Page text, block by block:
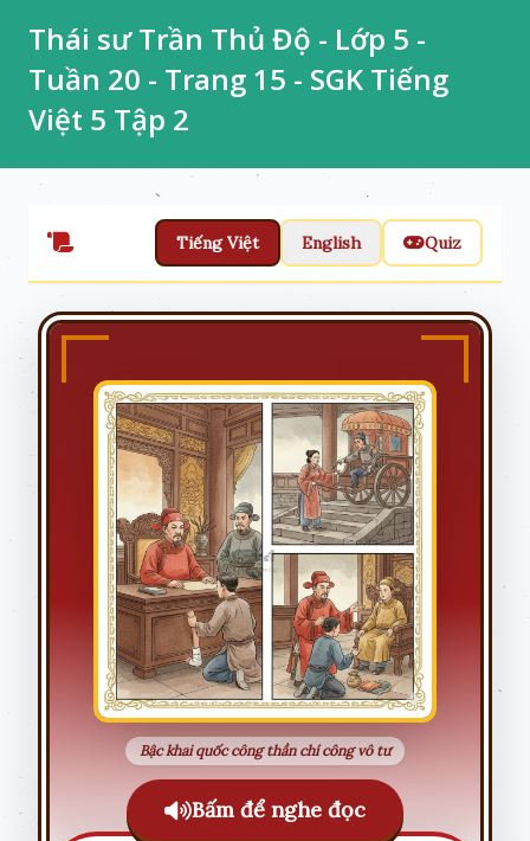
Thái sư Trần Thủ Độ - Lớp 5 -
Tuần 20 - Trang 15 - SGK Tiếng
Việt 5 Tập 2
Tiếng Việt English Quiz
Bậc khai quốc công thần chí công vô tư
Bấm để nghe đọc